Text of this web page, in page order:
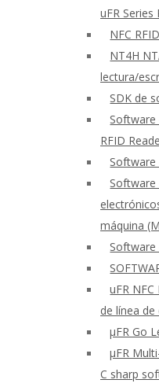
uFR Series
NFC
NT4H
lectura/
SDK de
Software
RFID
Software
Software
máquina
Software
uFR
de línea
μFR Go
μFR
C sharp